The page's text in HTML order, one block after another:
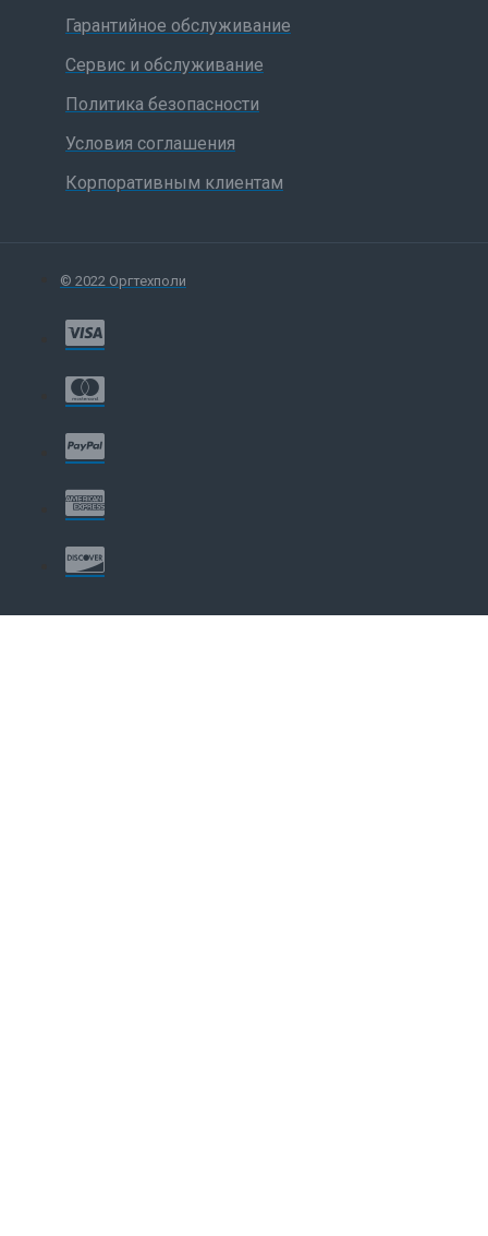
Гарантийное обслуживание
Сервис и обслуживание
Политика безопасности
Условия соглашения
Корпоративным клиентам
© 2022 Оргтехполи